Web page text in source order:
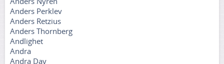
Anders Perklev
Anders Retzius
Anders Thornberg
Andlighet
Andra
Andra Day